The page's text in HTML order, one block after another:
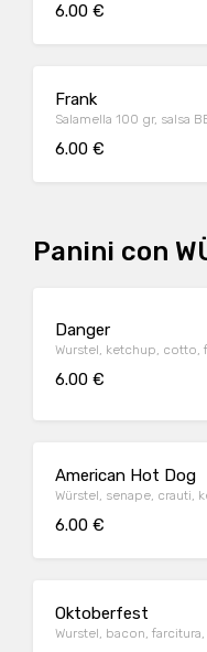
6.00 €
Frank
Salamella 100 gr, salsa
6.00 €
Panini con
Danger
Wurstel, ketchup, cotto,
6.00 €
American Hot Dog
Würstel, senape, crauti,
6.00 €
Oktoberfest
Wurstel, bacon,